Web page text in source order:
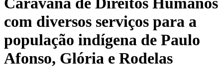
com diversos serviços para a
população indígena de Paulo
Afonso, Glória e Rodelas